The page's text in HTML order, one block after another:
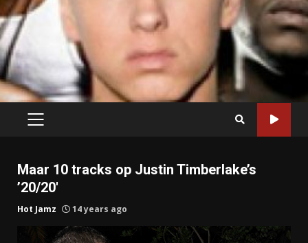
PRIMARY
Maar 10 tracks op Justin Timberlake’s
’20/20′
Hot Jamz 14 years ago